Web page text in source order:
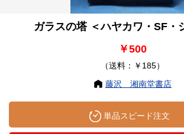
ガラスの塔 ＜ハヤカワ・SF・
￥500
（送料：￥185）
藤沢 湘南堂書店
単品スピード注文